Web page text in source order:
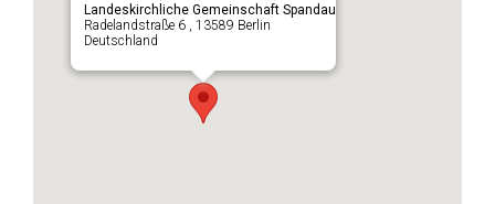
Landeskirchliche Gemeinschaft Spandau
Radelandstraße 6 , 13589 Berlin
Deutschland